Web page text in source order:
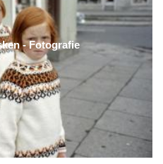
- Fotografie